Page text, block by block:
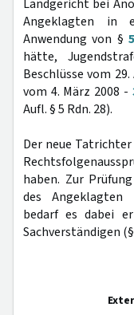
Landgericht bei
Angeklagten in
Anwendung von § 5
hätte,
Beschlüsse vom
vom 4. März 2008 -
Aufl. § 5 Rdn. 28).
Der neue
haben. Zur
des Angeklagten
bedarf es dabei
Sachverständigen (§